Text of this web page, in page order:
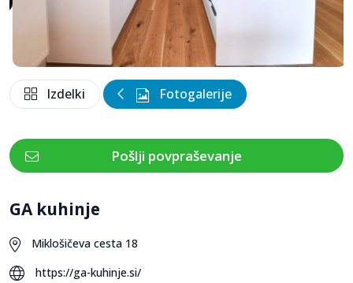
Izdelki Fotogalerije
Pošlji povpraševanje
GA kuhinje
Miklošičeva cesta 18
https://ga-kuhinje.si/